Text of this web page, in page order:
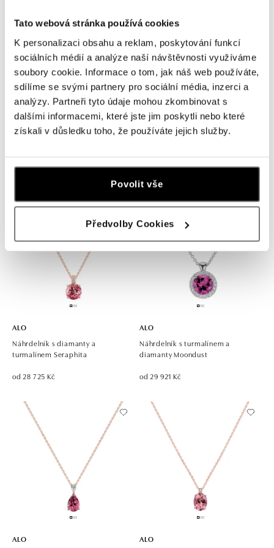
Tato webová stránka používá cookies
K personalizaci obsahu a reklam, poskytování funkcí
sociálních médií a analýze naší návštěvnosti využíváme
soubory cookie. Informace o tom, jak náš web používáte,
sdílíme se svými partnery pro sociální média, inzerci a
analýzy. Partneři tyto údaje mohou zkombinovat s
dalšími informacemi, které jste jim poskytli nebo které
získali v důsledku toho, že používáte jejich služby.
Povolit vše
Předvolby Cookies
ALO
Prsten s diamanty a turmalínem
od 24 672 Kč
ALO
Náhrdelník s turmalínem Mystic
od 25 047 Kč
ALO
Náhrdelník s diamanty a
turmalínem Seraphita
od 28 725 Kč
ALO
Náhrdelník s turmalínem a
diamanty Moondust
od 29 921 Kč
ALO
ALO